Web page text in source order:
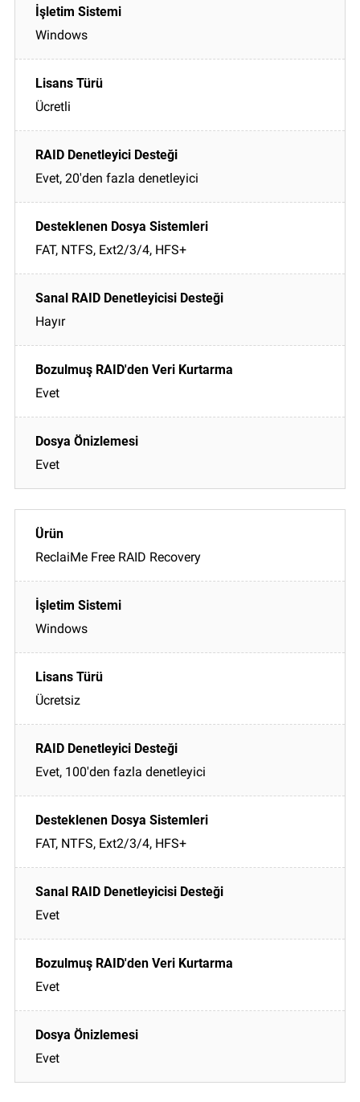
Windows
Ücretli
Evet, 20'den fazla denetleyici
FAT, NTFS, Ext2/3/4, HFS+
Hayır
Evet
Evet
ReclaiMe Free RAID Recovery
Windows
Ücretsiz
Evet, 100'den fazla denetleyici
FAT, NTFS, Ext2/3/4, HFS+
Evet
Evet
Evet